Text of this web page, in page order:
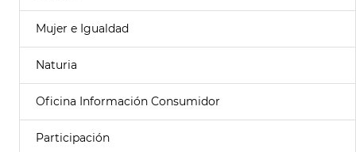
Mujer e Igualdad
Naturia
Oficina Información Consumidor
Participación